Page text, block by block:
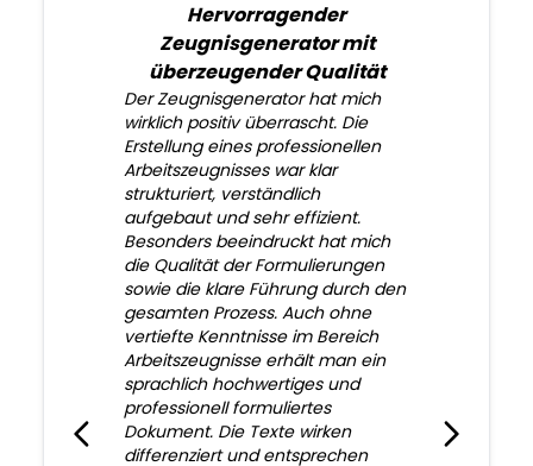
Hervorragender
Zeugnisgenerator mit
überzeugender Qualität
Der Zeugnisgenerator hat mich
wirklich positiv überrascht. Die
Erstellung eines professionellen
Arbeitszeugnisses war klar
strukturiert, verständlich
aufgebaut und sehr effizient.
Besonders beeindruckt hat mich
die Qualität der Formulierungen
sowie die klare Führung durch den
gesamten Prozess. Auch ohne
vertiefte Kenntnisse im Bereich
Arbeitszeugnisse erhält man ein
sprachlich hochwertiges und
professionell formuliertes
Dokument. Die Texte wirken
differenziert und entsprechen